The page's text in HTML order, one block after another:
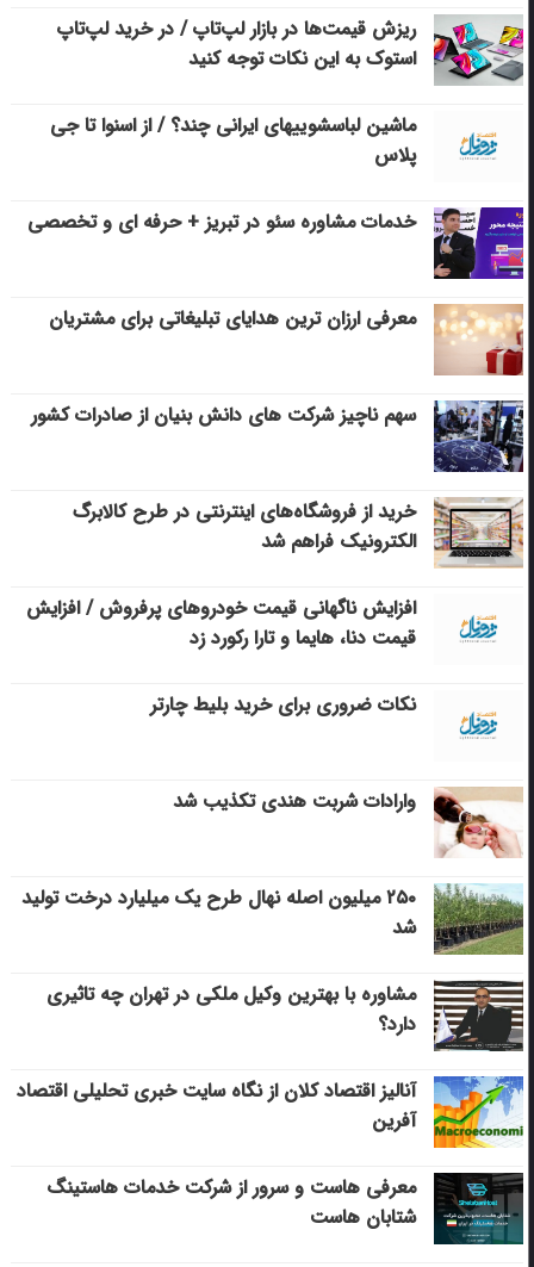
ریزش قیمت‌ها در بازار لپ‌تاپ / در خرید لپ‌تاپ
استوک به این نکات توجه کنید
ماشین لباسشویی‎های ایرانی چند؟ / از اسنوا تا جی
پلاس
خدمات مشاوره سئو در تبریز + حرفه ای و تخصصی
معرفی ارزان ترین هدایای تبلیغاتی برای مشتریان
سهم ناچیز شرکت های دانش بنیان از صادرات کشور
خرید از فروشگاه‌های اینترنتی در طرح کالابرگ
الکترونیک فراهم شد
افزایش ناگهانی قیمت خودروهای پرفروش / افزایش
قیمت دنا، هایما و تارا رکورد زد
نکات ضروری برای خرید بلیط چارتر
وارادات شربت هندی تکذیب شد
۲۵۰ میلیون اصله نهال طرح یک میلیارد درخت تولید
شد
مشاوره با بهترین وکیل ملکی در تهران چه تاثیری
دارد؟
آنالیز اقتصاد کلان از نگاه سایت خبری تحلیلی اقتصاد
آفرین
معرفی هاست و سرور از شرکت خدمات هاستینگ
شتابان هاست